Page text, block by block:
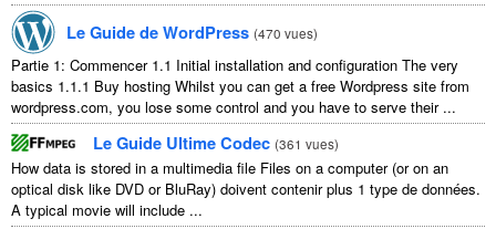
Le Guide de WordPress (470 vues)
Partie 1: Commencer 1.1 Initial installation and configuration The very
basics 1.1.1 Buy hosting Whilst you can get a free Wordpress site from
wordpress.com, you lose some control and you have to serve their...
Le Guide Ultime Codec (361 vues)
How data is stored in a multimedia file Files on a computer(or on an
optical disk like DVD or BluRay) doivent contenir plus 1 type de données.
A typical movie will include ...